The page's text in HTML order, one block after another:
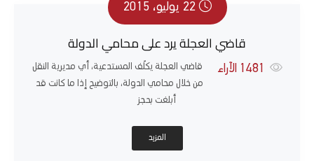
22 يوليو، 2015
قاضي العجلة يرد على محامي الدولة
الآراء
قاضي العجلة يكلّف المستدعية، أي مديرية النقل
من خلال محامي الدولة، بالتوضيح إذا ما كانت قد
أبلغت بحجز
المزيد